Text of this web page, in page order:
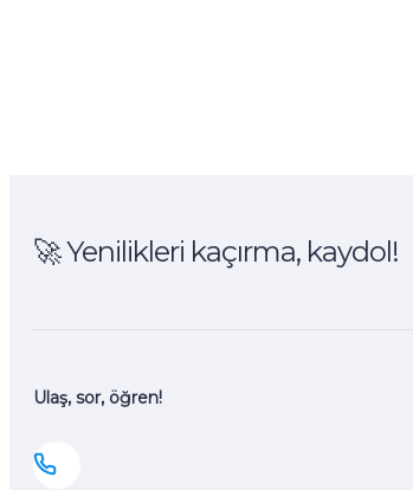
🚀 Yenilikleri kaçırma, kaydol!
Ulaş, sor, öğren!